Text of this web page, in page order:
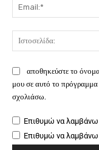
αποθηκεύστε το
μου σε αυτό το
σχολιάσω.
Επιθυμώ να λαμβάνω
Επιθυμώ να λαμβάνω